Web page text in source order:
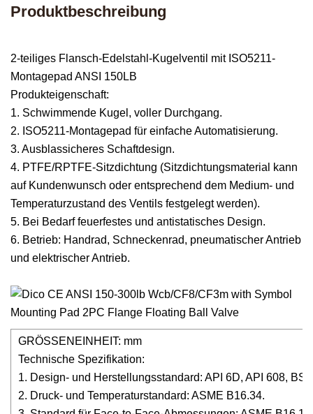
Produktbeschreibung
2-teiliges Flansch-Edelstahl-Kugelventil mit ISO5211-
Montagepad ANSI 150LB
Produkteigenschaft:
1. Schwimmende Kugel, voller Durchgang.
2. ISO5211-Montagepad für einfache Automatisierung.
3. Ausblassicheres Schaftdesign.
4. PTFE/RPTFE-Sitzdichtung (Sitzdichtungsmaterial kann
auf Kundenwunsch oder entsprechend dem Medium- und
Temperaturzustand des Ventils festgelegt werden).
5. Bei Bedarf feuerfestes und antistatisches Design.
6. Betrieb: Handrad, Schneckenrad, pneumatischer Antrieb
und elektrischer Antrieb.
GRÖSSENEINHEIT: mm
Technische Spezifikation:
1. Design- und Herstellungsstandard: API 6D, API 608, BS
2. Druck- und Temperaturstandard: ASME B16.34.